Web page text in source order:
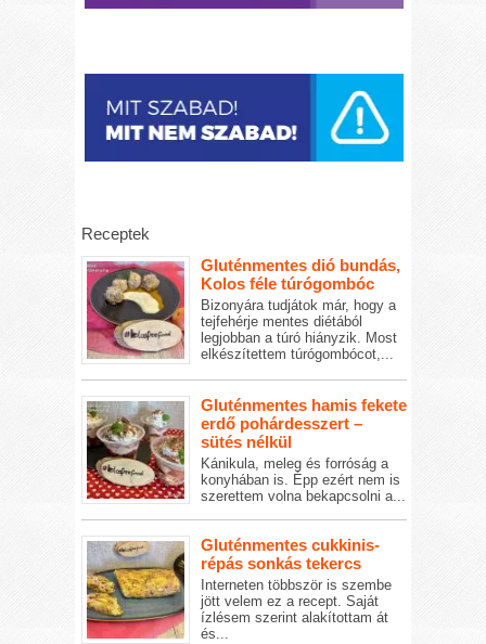
Receptek
Gluténmentes dió bundás,
Kolos féle túrógombóc
Bizonyára tudjátok már, hogy a
tejfehérje mentes diétából
legjobban a túró hiányzik. Most
elkészítettem túrógombócot,...
Gluténmentes hamis fekete
erdő pohárdesszert –
sütés nélkül
Kánikula, meleg és forróság a
konyhában is. Épp ezért nem is
szerettem volna bekapcsolni a...
Gluténmentes cukkinis-
répás sonkás tekercs
Interneten többször is szembe
jött velem ez a recept. Saját
ízlésem szerint alakítottam át
és...